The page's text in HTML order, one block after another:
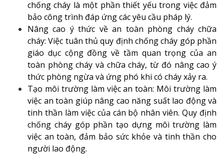
chống cháy là một phần thiết yếu trong việc đảm
bảo công trình đáp ứng các yêu cầu pháp lý.
Nâng cao ý thức về an toàn phòng cháy chữa
cháy: Việc tuân thủ quy định chống cháy góp phần
giáo dục cộng đồng về tầm quan trọng của an
toàn phòng cháy và chữa cháy, từ đó nâng cao ý
thức phòng ngừa và ứng phó khi có cháy xảy ra.
Tạo môi trường làm việc an toàn: Môi trường làm
việc an toàn giúp nâng cao năng suất lao động và
tinh thần làm việc của cán bộ nhân viên. Quy định
chống cháy góp phần tạo dựng môi trường làm
việc an toàn, đảm bảo sức khỏe và tinh thần cho
người lao động.